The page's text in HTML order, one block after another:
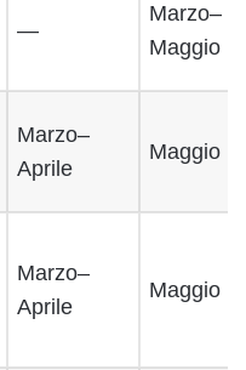
—
Marzo–
Maggio
Marzo–
Aprile
Maggio
Marzo–
Aprile
Maggio